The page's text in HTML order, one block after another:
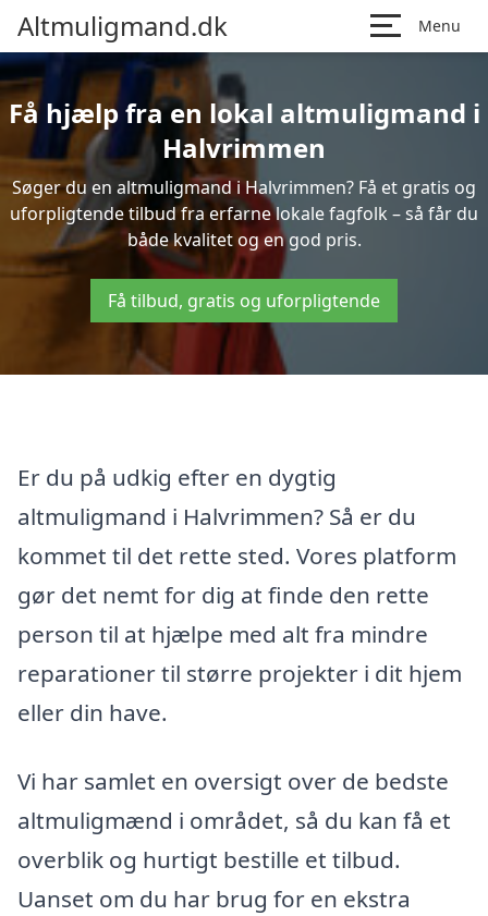
Altmuligmand.dk Menu
Få hjælp fra en lokal altmuligmand i
Halvrimmen
Søger du en altmuligmand i Halvrimmen? Få et gratis og
uforpligtende tilbud fra erfarne lokale fagfolk – så får du
både kvalitet og en god pris.
Få tilbud, gratis og uforpligtende
Er du på udkig efter en dygtig
altmuligmand i Halvrimmen? Så er du
kommet til det rette sted. Vores platform
gør det nemt for dig at finde den rette
person til at hjælpe med alt fra mindre
reparationer til større projekter i dit hjem
eller din have.
Vi har samlet en oversigt over de bedste
altmuligmænd i området, så du kan få et
overblik og hurtigt bestille et tilbud.
Uanset om du har brug for en ekstra